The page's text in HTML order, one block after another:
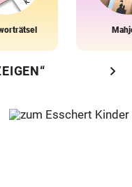
chevron_right